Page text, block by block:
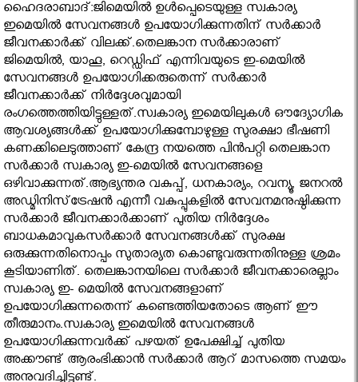
ഹൈദരാബാദ്:ജിമെയില്‍ ഉള്‍പ്പെടെയുള്ള സ്വകാര്യ
ഇമെയില്‍ സേവനങ്ങള്‍ ഉപയോഗിക്കുന്നതിന് സർക്കാർ
ജീവനക്കാർക്ക് വിലക്ക്.തെലങ്കാന സര്‍ക്കാരാണ്
ജിമെയില്‍, യാഹൂ, റെഡ്ഡിഫ് എന്നിവയുടെ ഇ-മെയില്‍
സേവനങ്ങള്‍ ഉപയോഗിക്കരുതെന്ന് സര്‍ക്കാര്‍
ജീവനക്കാര്‍ക്ക് നിര്‍ദ്ദേശവുമായി
രംഗത്തെത്തിയിട്ടുള്ളത്.സ്വകാര്യ ഇമെയിലുകള്‍ ഔദ്യോഗിക
ആവശ്യങ്ങള്‍ക്ക് ഉപയോഗിക്കുമ്പോഴുള്ള സുരക്ഷാ ഭീഷണി
കണക്കിലെടുത്താണ് കേന്ദ്ര നയത്തെ പിന്‍പറ്റി തെലങ്കാന
സര്‍ക്കാര്‍ സ്വകാര്യ ഇ-മെയില്‍ സേവനങ്ങളെ
ഒഴിവാക്കുന്നത്.ആഭ്യന്തര വകുപ്പ്, ധനകാര്യം, റവന്യൂ, ജനറല്‍
അഡ്മിനിസ്‌ട്രേഷന്‍ എന്നീ വകുപ്പുകളില്‍ സേവനമനുഷ്ഠിക്കുന്ന
സര്‍ക്കാര്‍ ജീവനക്കാര്‍ക്കാണ് പുതിയ നിര്‍ദ്ദേശം
ബാധകമാവുകസര്‍ക്കാര്‍ സേവനങ്ങള്‍ക്ക് സുരക്ഷ
ഒരുക്കുന്നതിനൊപ്പം സുതാര്യത കൊണ്ടുവരുന്നതിനുള്ള ശ്രമം
കൂടിയാണിത്. തെലങ്കാനയിലെ സര്‍ക്കാര്‍ ജീവനക്കാരെല്ലാം
സ്വകാര്യ ഇ- മെയില്‍ സേവനങ്ങളാണ്
ഉപയോഗിക്കുന്നതെന്ന് കണ്ടെത്തിയതോടെ ആണ് ഈ
തീരുമാനം.സ്വകാര്യ ഇമെയില്‍ സേവനങ്ങള്‍
ഉപയോഗിക്കുന്നവര്‍ക്ക് പഴയത് ഉപേക്ഷിച്ച് പുതിയ
അക്കൗണ്ട് ആരംഭിക്കാന്‍ സര്‍ക്കാര്‍ ആറ് മാസത്തെ സമയം